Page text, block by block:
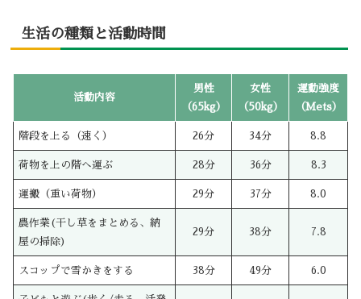
生活の種類と活動時間
活動内容
男性
（65kg）
女性
（50kg）
運動強度
（Mets）
階段を上る（速く） 26分 34分 8.8
荷物を上の階へ運ぶ 28分 36分 8.3
運搬（重い荷物） 29分 37分 8.0
農作業(干し草をまとめる、納
屋の掃除)
29分 38分 7.8
スコップで雪かきをする 38分 49分 6.0